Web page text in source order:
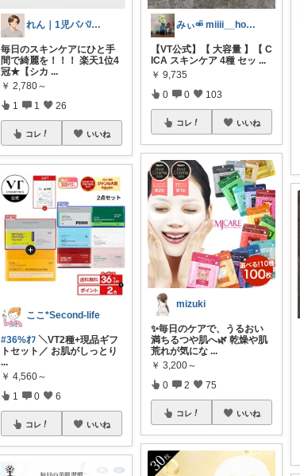
れん｜1児パパ/育児中👶
毎日のスキンケアにひと手
間で綺麗を！！！ 楽天1位4
冠★【シカ ...
￥ 2,780～
1 1 26
コレ いいね
ここ*Second-life
#36%ｵﾌ ＼VT2種+現品ギフ
トセット／ お肌がしっとり
...
￥ 4,560～
1 0 6
コレ いいね
みぃ⚮̈ miiii__home
【VT公式】【 大容量 】【 C
ICA スキンケア 4種 セッ ...
￥ 9,735
0 0 103
コレ いいね
mizuki
✨毎日のケアで、うるおい
満ちるつや肌へ🌿 乾燥や肌
荒れが気にな ...
￥ 3,200～
0 2 75
コレ いいね